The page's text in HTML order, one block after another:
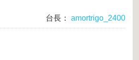
台長： amortrigo_2400